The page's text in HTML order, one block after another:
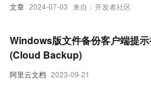
文章 2024-07-03 来自：开发者社区
阿里云文档 2023-09-21
Windows版文件备份客户端提
(Cloud Backup)